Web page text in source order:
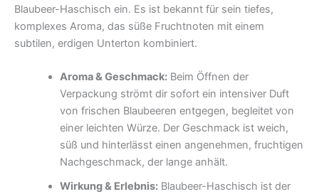
Blaubeer-Haschisch ein. Es ist bekannt für sein tiefes,
komplexes Aroma, das süße Fruchtnoten mit einem
subtilen, erdigen Unterton kombiniert.
Aroma & Geschmack:Beim Öffnen der
Verpackung strömt dir sofort ein intensiver Duft
von frischen Blaubeeren entgegen, begleitet von
einer leichten Würze. Der Geschmack ist weich,
süß und hinterlässt einen angenehmen, fruchtigen
Nachgeschmack, der lange anhält.
Wirkung & Erlebnis:Blaubeer-Haschisch ist der